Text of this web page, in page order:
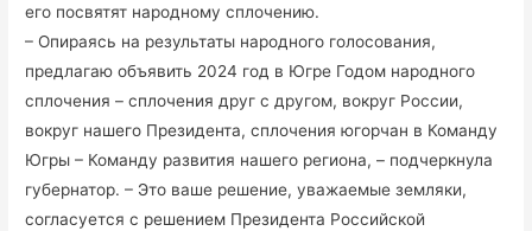
его посвятят народному сплочению.
– Опираясь на результаты народного голосования,
предлагаю объявить 2024 год в Югре Годом народного
сплочения – сплочения друг с другом, вокруг России,
вокруг нашего Президента, сплочения югорчан в Команду
Югры – Команду развития нашего региона, – подчеркнула
губернатор. – Это ваше решение, уважаемые земляки,
согласуется с решением Президента Российской